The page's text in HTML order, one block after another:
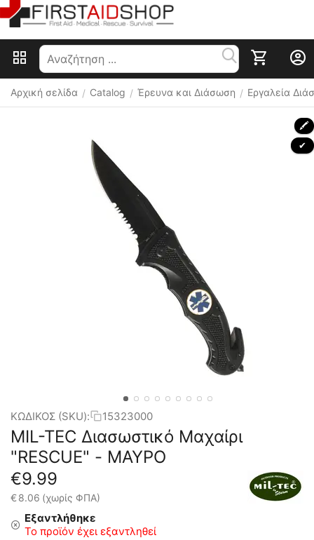
Αρχική σελίδα / Catalog / Έρευνα και Διάσωση / Εργαλεία
🖍
✔
ΚΩΔΙΚΟΣ (SKU): 15323000
MIL-TEC Διασωστικό Μαχαίρι
"RESCUE" - ΜΑΥΡΟ
€9.99
€8.06 (χωρίς ΦΠΑ)
Εξαντλήθηκε
Το προϊόν έχει εξαντληθεί